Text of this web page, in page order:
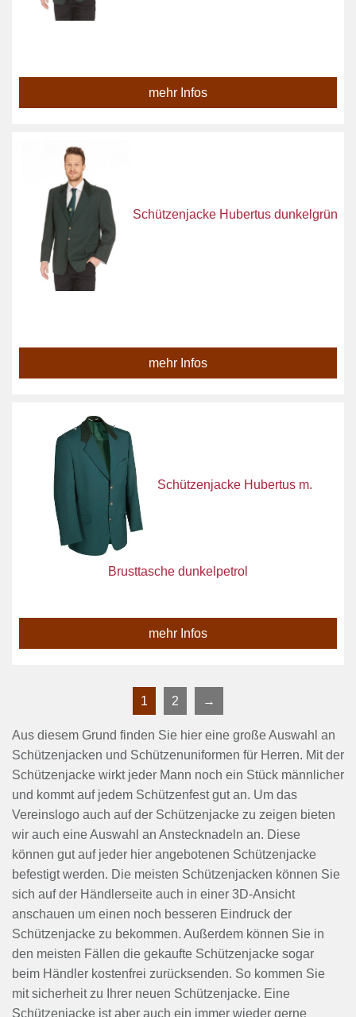
mehr Infos
Schützenjacke Hubertus dunkelgrün
mehr Infos
Schützenjacke Hubertus m.
Brusttasche dunkelpetrol
mehr Infos
1 2 →
Aus diesem Grund finden Sie hier eine große Auswahl an
Schützenjacken und Schützenuniformen für Herren. Mit der
Schützenjacke wirkt jeder Mann noch ein Stück männlicher
und kommt auf jedem Schützenfest gut an. Um das
Vereinslogo auch auf der Schützenjacke zu zeigen bieten
wir auch eine Auswahl an Anstecknadeln an. Diese
können gut auf jeder hier angebotenen Schützenjacke
befestigt werden. Die meisten Schützenjacken können Sie
sich auf der Händlerseite auch in einer 3D-Ansicht
anschauen um einen noch besseren Eindruck der
Schützenjacke zu bekommen. Außerdem können Sie in
den meisten Fällen die gekaufte Schützenjacke sogar
beim Händler kostenfrei zurücksenden. So kommen Sie
mit sicherheit zu Ihrer neuen Schützenjacke. Eine
Schützenjacke ist aber auch ein immer wieder gerne